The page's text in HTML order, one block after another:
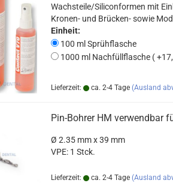
Wachsteile/Siliconformen mit
Kronen- und Brücken- sowie
Einheit:
100 ml Sprühflasche
1000 ml Nachfüllflasche (
Lieferzeit: ca. 2-4 Tage (Ausland
Pin-Bohrer HM verwendbar
Ø 2.35 mm x 39 mm
VPE: 1 Stck.
Lieferzeit: ca. 2-4 Tage (Ausland